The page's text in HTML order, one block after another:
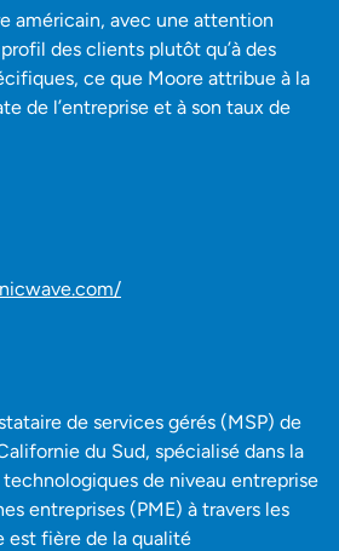
américain, avec une attention
des clients plutôt qu’à des
ce que Moore attribue à la
de l’entreprise et à son taux de
de services gérés (MSP) de
du Sud, spécialisé dans la
de niveau entreprise
entreprises (PME) à travers les
est fière de la qualité